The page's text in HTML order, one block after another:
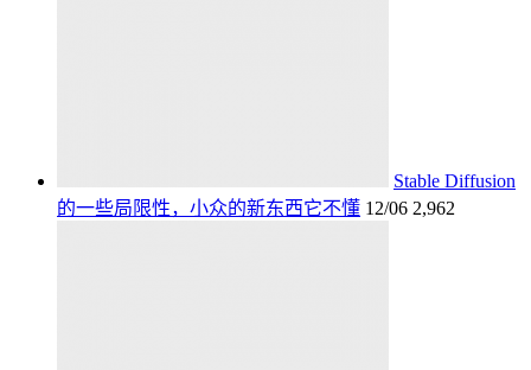
Stable Diffusion
的一些局限性，小众的新东西它不懂 12/06 2,962